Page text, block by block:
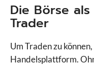
Die Börse
Trader
Um Traden zu
Handelsplattform.